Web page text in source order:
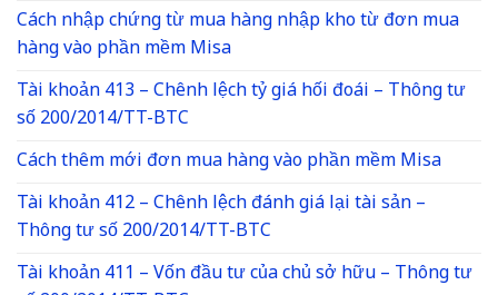
Cách nhập chứng từ mua hàng nhập kho từ đơn mua
hàng vào phần mềm Misa
Tài khoản 413 – Chênh lệch tỷ giá hối đoái – Thông tư
số 200/2014/TT-BTC
Cách thêm mới đơn mua hàng vào phần mềm Misa
Tài khoản 412 – Chênh lệch đánh giá lại tài sản –
Thông tư số 200/2014/TT-BTC
Tài khoản 411 – Vốn đầu tư của chủ sở hữu – Thông tư